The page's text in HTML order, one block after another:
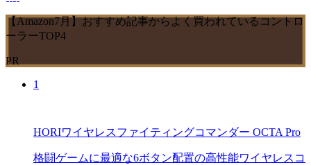
【Amazon7月】おすすめ記事からよく買われているコントロ
ーラーTOP4
PR
1
HORIワイヤレスファイティングコマンダー OCTA Pro
格闘ゲームに最適な6ボタン配置の高性能ワイヤレスコ